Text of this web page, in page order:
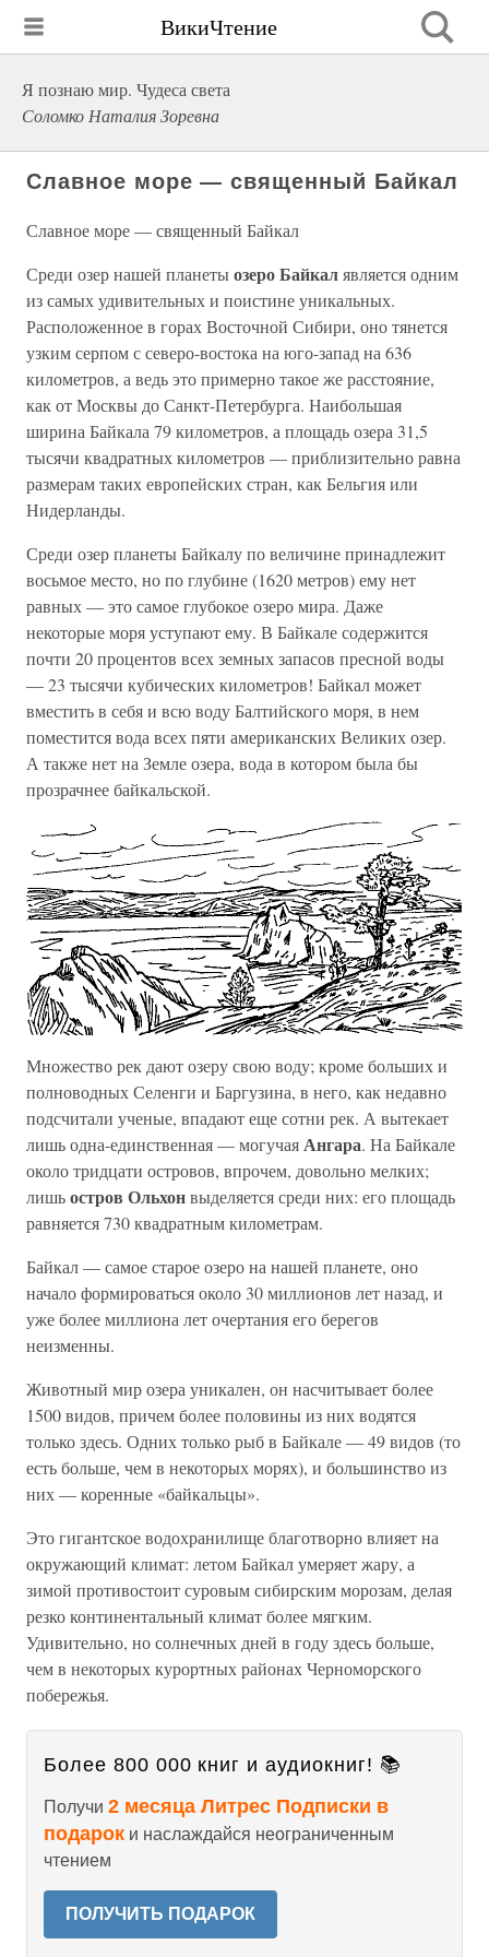
ВикиЧтение
Я познаю мир. Чудеса света
Соломко Наталия Зоревна
Славное море — священный Байкал
Славное море — священный Байкал
Среди озер нашей планетыозеро Байкалявляется одним
из самых удивительных и поистине уникальных.
Расположенное в горах Восточной Сибири, оно тянется
узким серпом с северо-востока на юго-запад на 636
километров, а ведь это примерно такое же расстояние,
как от Москвы до Санкт-Петербурга. Наибольшая
ширина Байкала 79 километров, а площадь озера 31,5
тысячи квадратных километров — приблизительно равна
размерам таких европейских стран, как Бельгия или
Нидерланды.
Среди озер планеты Байкалу по величине принадлежит
восьмое место, но по глубине (1620 метров) ему нет
равных — это самое глубокое озеро мира. Даже
некоторые моря уступают ему. В Байкале содержится
почти 20 процентов всех земных запасов пресной воды
— 23 тысячи кубических километров! Байкал может
вместить в себя и всю воду Балтийского моря, в нем
поместится вода всех пяти американских Великих озер.
А также нет на Земле озера, вода в котором была бы
прозрачнее байкальской.
Множество рек дают озеру свою воду; кроме больших и
полноводных Селенги и Баргузина, в него, как недавно
подсчитали ученые, впадают еще сотни рек. А вытекает
лишь одна-единственная — могучаяАнгара. На Байкале
около тридцати островов, впрочем, довольно мелких;
лишьостров Ольхонвыделяется среди них: его площадь
равняется 730 квадратным километрам.
Байкал — самое старое озеро на нашей планете, оно
начало формироваться около 30 миллионов лет назад, и
уже более миллиона лет очертания его берегов
неизменны.
Животный мир озера уникален, он насчитывает более
1500 видов, причем более половины из них водятся
только здесь. Одних только рыб в Байкале — 49 видов (то
есть больше, чем в некоторых морях), и большинство из
них — коренные «байкальцы».
Это гигантское водохранилище благотворно влияет на
окружающий климат: летом Байкал умеряет жару, а
зимой противостоит суровым сибирским морозам, делая
резко континентальный климат более мягким.
Удивительно, но солнечных дней в году здесь больше,
чем в некоторых курортных районах Черноморского
побережья.
Более 800 000 книг и аудиокниг! 📚
Получи 2 месяца Литрес Подписки в
подарок и наслаждайся неограниченным
чтением
ПОЛУЧИТЬ ПОДАРОК